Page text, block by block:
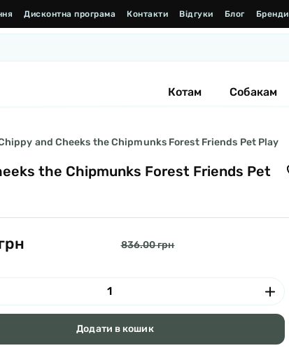
Дисконтна програма Контакти Відгуки Блог Бренди
Котам Собакам
and Cheeks the Chipmunks Forest Friends Pet Play
the Chipmunks Forest Friends Pet
836.00 грн
Додати в кошик